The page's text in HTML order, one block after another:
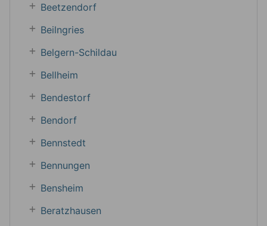
Beetzendorf
Beilngries
Belgern-Schildau
Bellheim
Bendestorf
Bendorf
Bennstedt
Bennungen
Bensheim
Beratzhausen